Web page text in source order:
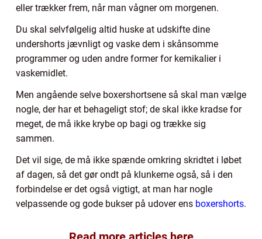
eller trækker frem, når man vågner om morgenen.
Du skal selvfølgelig altid huske at udskifte dine
undershorts jævnligt og vaske dem i skånsomme
programmer og uden andre former for kemikalier i
vaskemidlet.
Men angående selve boxershortsene så skal man vælge
nogle, der har et behageligt stof; de skal ikke kradse for
meget, de må ikke krybe op bagi og trække sig
sammen.
Det vil sige, de må ikke spænde omkring skridtet i løbet
af dagen, så det gør ondt på klunkerne også, så i den
forbindelse er det også vigtigt, at man har nogle
velpassende og gode bukser på udover ens boxershorts.